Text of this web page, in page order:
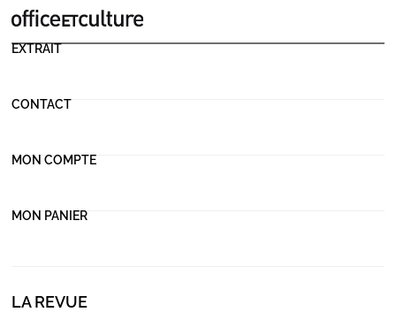
EXTRAIT
CONTACT
MON COMPTE
MON PANIER
LA REVUE